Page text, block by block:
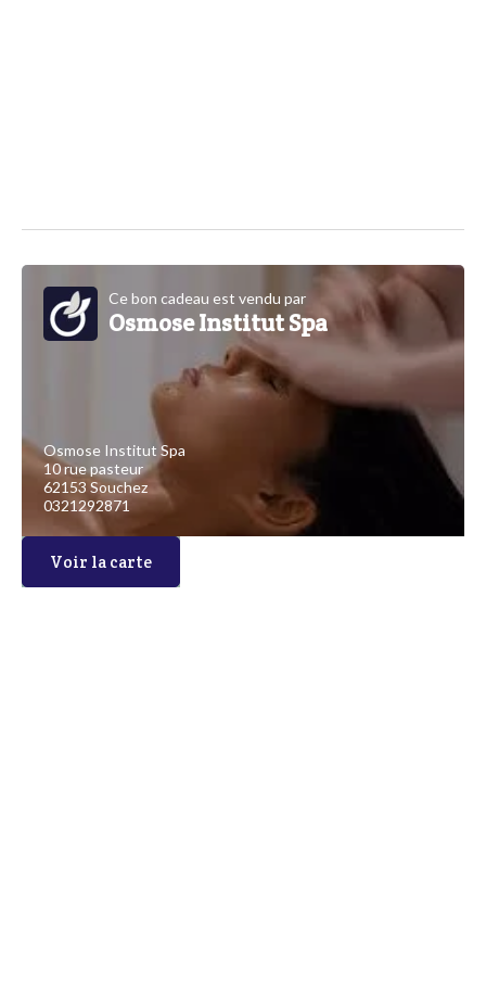
Ce bon cadeau est vendu par
Osmose Institut Spa
Osmose Institut Spa
10 rue pasteur
62153 Souchez
0321292871
Voir la carte